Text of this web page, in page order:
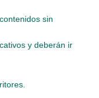
sin
y deberán ir